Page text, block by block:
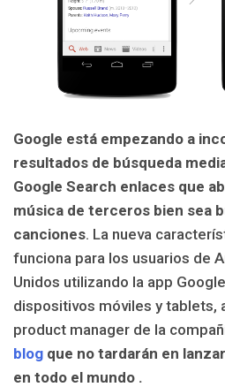
Google está empezando a
resultados de búsqueda
Google Search enlaces que
música de terceros bien sea
canciones. La nueva
funciona para los usuarios de
Unidos utilizando la app
dispositivos móviles y tablets,
product manager de la
blog que no tardarán en
en todo el mundo .